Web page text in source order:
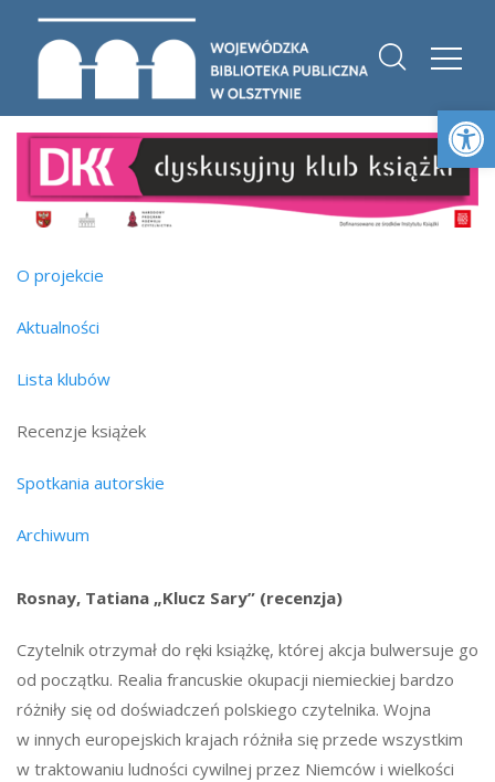
O projekcie
Aktualności
Lista klubów
Recenzje książek
Spotkania autorskie
Archiwum
Rosnay, Tatiana „Klucz Sary” (recenzja)
Czytelnik otrzymał do ręki książkę, której akcja bulwersuje go
od początku. Realia francuskie okupacji niemieckiej bardzo
różniły się od doświadczeń polskiego czytelnika. Wojna
w innych europejskich krajach różniła się przede wszystkim
w traktowaniu ludności cywilnej przez Niemców i wielkości